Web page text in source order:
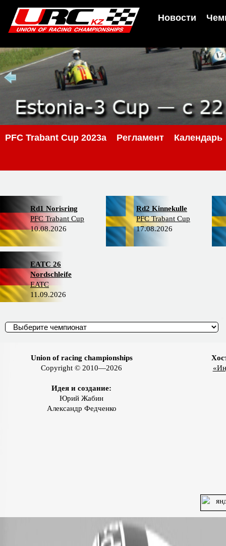
Новости
PFC Trabant Cup 2023a Регламент Календарь
Rd1 Norisring
PFC Trabant Cup
10.08.2026
Rd2 Kinnekulle
PFC Trabant Cup
17.08.2026
EATC 26
Nordschleife
EATC
11.09.2026
Union of racing championships
Copyright © 2010—2026
Идея и создание:
Юрий Жабин
Александр Федченко